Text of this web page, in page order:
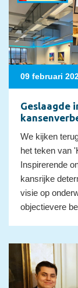
09 februari
Geslaagde
We kijken
het teken van
Inspirerende
kansrijke
visie op
objectievere